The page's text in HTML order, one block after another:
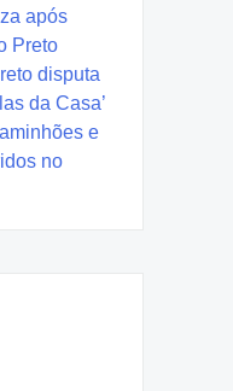
após
Preto
disputa
da Casa’
e
no